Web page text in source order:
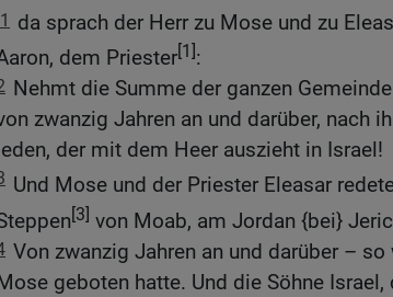
1 da sprach der Herr zu Mose und zu
dem Priester[1]:
Nehmt die Summe der ganzen
zwanzig Jahren an und darüber, nach
der mit dem Heer auszieht in Israel!
Und Mose und der Priester Eleasar
[3] von Moab, am Jordan {bei}
Von zwanzig Jahren an und darüber –
geboten hatte. Und die Söhne Israel,